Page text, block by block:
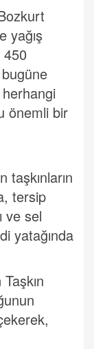
yağış
önemli bir
taşkınların
tersip
ve sel
yatağında